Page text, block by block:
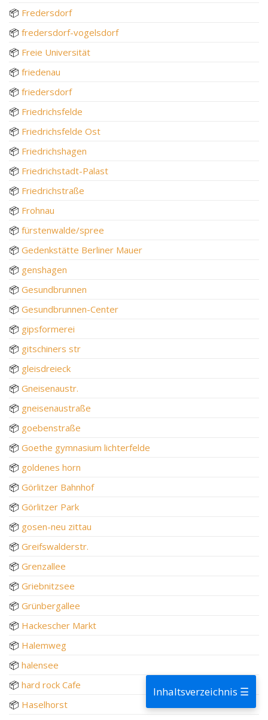
📦 Fredersdorf
📦 fredersdorf-vogelsdorf
📦 Freie Universität
📦 friedenau
📦 friedersdorf
📦 Friedrichsfelde
📦 Friedrichsfelde Ost
📦 Friedrichshagen
📦 Friedrichstadt-Palast
📦 Friedrichstraße
📦 Frohnau
📦 fürstenwalde/spree
📦 Gedenkstätte Berliner Mauer
📦 genshagen
📦 Gesundbrunnen
📦 Gesundbrunnen-Center
📦 gipsformerei
📦 gitschiners str
📦 gleisdreieck
📦 Gneisenaustr.
📦 gneisenaustraße
📦 goebenstraße
📦 Goethe gymnasium lichterfelde
📦 goldenes horn
📦 Görlitzer Bahnhof
📦 Görlitzer Park
📦 gosen-neu zittau
📦 Greifswalderstr.
📦 Grenzallee
📦 Griebnitzsee
📦 Grünbergallee
📦 Hackescher Markt
📦 Halemweg
📦 halensee
📦 hard rock Cafe
📦 Haselhorst
Inhaltsverzeichnis ☰